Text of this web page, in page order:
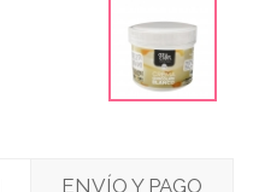
ENVÍO Y PAGO